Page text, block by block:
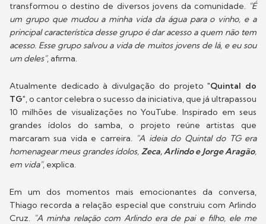
transformou o destino de diversos jovens da comunidade. "É
um grupo que mudou a minha vida da água para o vinho, e a
principal característica desse grupo é dar acesso a quem não tem
acesso. Esse grupo salvou a vida de muitos jovens de lá, e eu sou
um deles", afirma.
Atualmente dedicado à divulgação do projeto"Quintal do
TG", o cantor celebra o sucesso da iniciativa, que já ultrapassou
10 milhões de visualizações no YouTube. Inspirado em seus
grandes ídolos do samba, o projeto reúne artistas que
marcaram sua vida e carreira. "A ideia do Quintal do TG era
homenagear meus grandes ídolos, Zeca, Arlindo e Jorge Aragão,
em vida", explica.
Em um dos momentos mais emocionantes da conversa,
Thiago recorda a relação especial que construiu com Arlindo
Cruz. "A minha relação com Arlindo era de pai e filho, ele me